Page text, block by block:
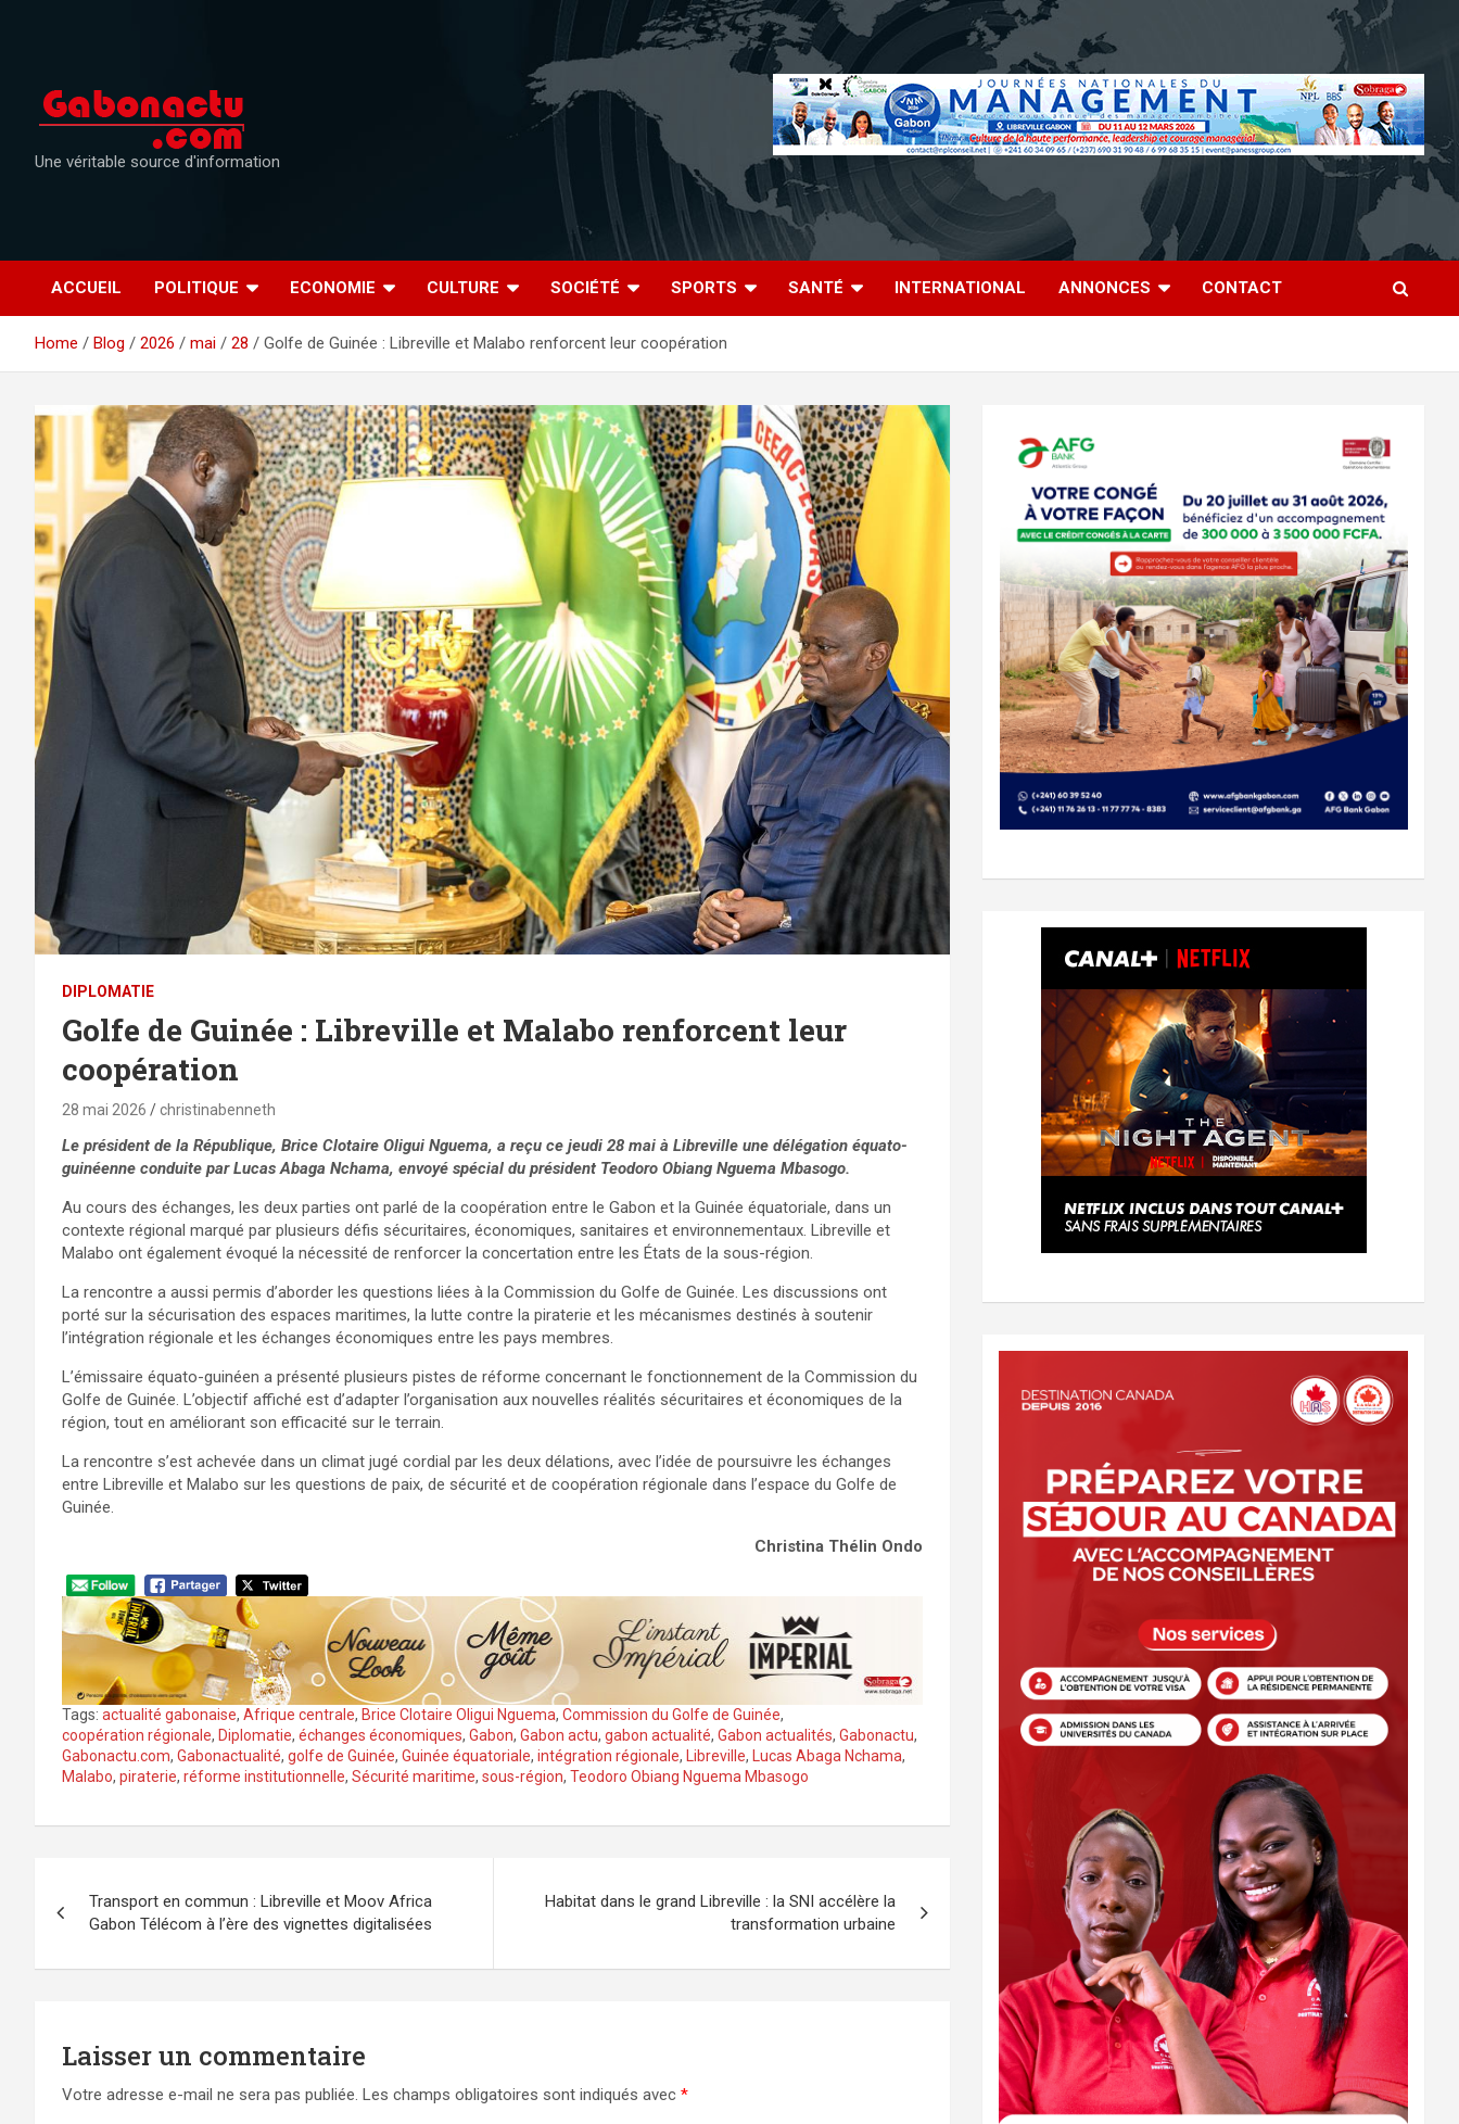
Une véritable source d'information
ACCUEIL POLITIQUE ECONOMIE CULTURE SOCIÉTÉ SPORTS SANTÉ INTERNATIONAL ANNONCES CONTACT
Home Blog 2026 mai 28 Golfe de Guinée : Libreville et Malabo renforcent leur coopération
DIPLOMATIE
Golfe de Guinée : Libreville et Malabo renforcent leur
coopération
28 mai 2026 christinabenneth
Le président de la République, Brice Clotaire Oligui Nguema, a reçu ce jeudi 28 mai à Libreville une délégation équato-
guinéenne conduite par Lucas Abaga Nchama, envoyé spécial du président Teodoro Obiang Nguema Mbasogo.
Au cours des échanges, les deux parties ont parlé de la coopération entre le Gabon et la Guinée équatoriale, dans un
contexte régional marqué par plusieurs défis sécuritaires, économiques, sanitaires et environnementaux. Libreville et
Malabo ont également évoqué la nécessité de renforcer la concertation entre les États de la sous-région.
La rencontre a aussi permis d’aborder les questions liées à la Commission du Golfe de Guinée. Les discussions ont
porté sur la sécurisation des espaces maritimes, la lutte contre la piraterie et les mécanismes destinés à soutenir
l’intégration régionale et les échanges économiques entre les pays membres.
L’émissaire équato-guinéen a présenté plusieurs pistes de réforme concernant le fonctionnement de la Commission du
Golfe de Guinée. L’objectif affiché est d’adapter l’organisation aux nouvelles réalités sécuritaires et économiques de la
région, tout en améliorant son efficacité sur le terrain.
La rencontre s’est achevée dans un climat jugé cordial par les deux délations, avec l’idée de poursuivre les échanges
entre Libreville et Malabo sur les questions de paix, de sécurité et de coopération régionale dans l’espace du Golfe de
Guinée.
Christina Thélin Ondo
Tags: actualité gabonaise, Afrique centrale, Brice Clotaire Oligui Nguema, Commission du Golfe de Guinée,
coopération régionale, Diplomatie, échanges économiques, Gabon, Gabon actu, gabon actualité, Gabon actualités, Gabonactu,
Gabonactu.com, Gabonactualité, golfe de Guinée, Guinée équatoriale, intégration régionale, Libreville, Lucas Abaga Nchama,
Malabo, piraterie, réforme institutionnelle, Sécurité maritime, sous-région, Teodoro Obiang Nguema Mbasogo
de
l’article
Transport en commun : Libreville et Moov Africa
Gabon Télécom à l’ère des vignettes digitalisées
Habitat dans le grand Libreville : la SNI accélère la
transformation urbaine
Laisser un commentaire
Votre adresse e-mail ne sera pas publiée. Les champs obligatoires sont indiqués avec *